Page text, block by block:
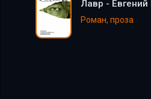
Лавр - Евгений
Роман, проза